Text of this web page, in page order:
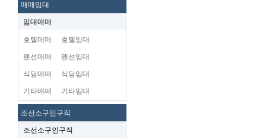
매매임대
임대매매
호텔매매 호텔임대
펜션매매 펜션임대
식당매매 식당임대
기타매매 기타임대
조선소구인구직
조선소구인구직